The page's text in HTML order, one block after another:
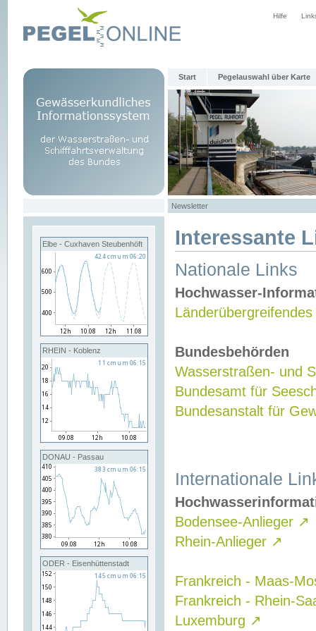
Hilfe
Start Pegelauswahl über Karte
Newsletter
Elbe - Cuxhaven Steubenhöft
RHEIN - Koblenz
DONAU - Passau
ODER - Eisenhüttenstadt
Interessante
Nationale Links
Hochwasser-
Bundesbehörden
Wasserstraßen- und
Bundesamt für
Bundesanstalt für
Internationale
Bodensee-Anlieger ↗
Rhein-Anlieger ↗
Frankreich - Maas-
Frankreich - Rhein-
Luxemburg ↗